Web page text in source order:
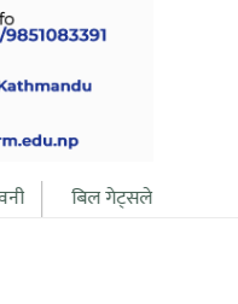
आफ्नो सबै सम्पत्ति २० बर्ष